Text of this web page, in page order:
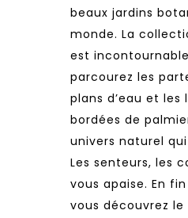
beaux jardins
monde. La
est
parcourez les
plans d’eau et les
bordées de
univers naturel
Les senteurs, les
vous apaise. En
vous découvrez le